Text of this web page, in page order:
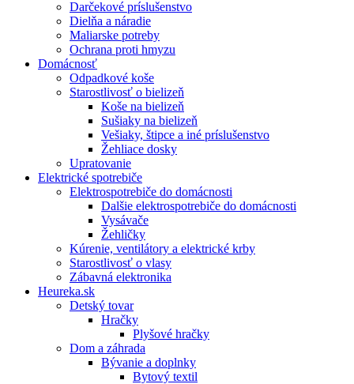
Darčekové príslušenstvo
Dielňa a náradie
Maliarske potreby
Ochrana proti hmyzu
Domácnosť
Odpadkové koše
Starostlivosť o bielizeň
Koše na bielizeň
Sušiaky na bielizeň
Vešiaky, štipce a iné príslušenstvo
Žehliace dosky
Upratovanie
Elektrické spotrebiče
Elektrospotrebiče do domácnosti
Dalšie elektrospotrebiče do domácnosti
Vysávače
Žehličky
Kúrenie, ventilátory a elektrické krby
Starostlivosť o vlasy
Zábavná elektronika
Heureka.sk
Detský tovar
Hračky
Plyšové hračky
Dom a záhrada
Bývanie a doplnky
Bytový textil